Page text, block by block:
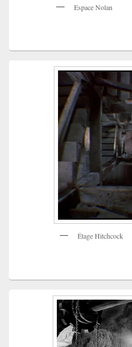
Espace Nolan
Étage Hitchcock